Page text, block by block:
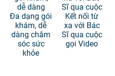
Đa dạng gói
khám, dễ
dàng chăm
sóc sức
khỏe
Kết nối từ
xa với Bác
Sĩ qua cuộc
gọi Video